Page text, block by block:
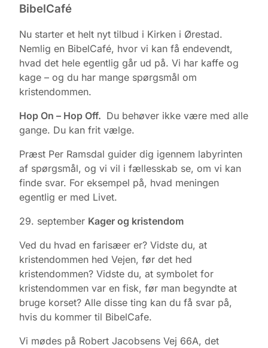
BibelCafé
Nu starter et helt nyt tilbud i Kirken i Ørestad.
Nemlig en BibelCafé, hvor vi kan få endevendt,
hvad det hele egentlig går ud på. Vi har kaffe og
kage – og du har mange spørgsmål om
kristendommen.
Hop On – Hop Off. Du behøver ikke være med alle
gange. Du kan frit vælge.
Præst Per Ramsdal guider dig igennem labyrinten
af spørgsmål, og vi vil i fællesskab se, om vi kan
finde svar. For eksempel på, hvad meningen
egentlig er med Livet.
29. september Kager og kristendom
Ved du hvad en farisæer er? Vidste du, at
kristendommen hed Vejen, før det hed
kristendommen? Vidste du, at symbolet for
kristendommen var en fisk, før man begyndte at
bruge korset? Alle disse ting kan du få svar på,
hvis du kommer til BibelCafe.
Vi mødes på Robert Jacobsens Vej 66A, det